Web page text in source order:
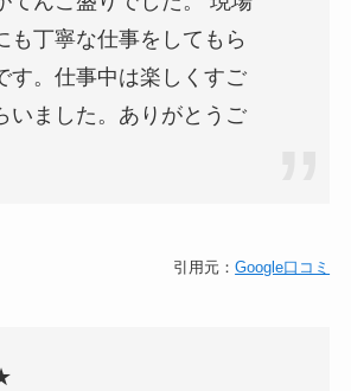
も丁寧な仕事をしてもら
す。仕事中は楽しくすご
いました。ありがとうご
引用元：Google口コミ